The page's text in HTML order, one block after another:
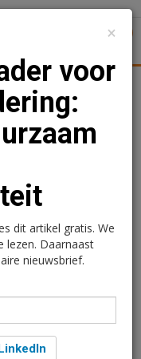
Transacties
voor
de
16:30
leestijd
×
voor
dit artikel gratis. We
lezen. Daarnaast
nieuwsbrief.